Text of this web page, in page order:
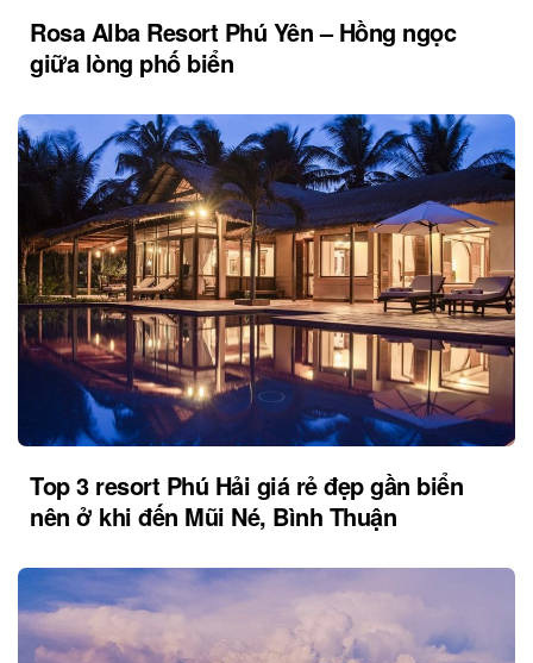
Rosa Alba Resort Phú Yên – Hồng ngọc
giữa lòng phố biển
Top 3 resort Phú Hải giá rẻ đẹp gần biển
nên ở khi đến Mũi Né, Bình Thuận